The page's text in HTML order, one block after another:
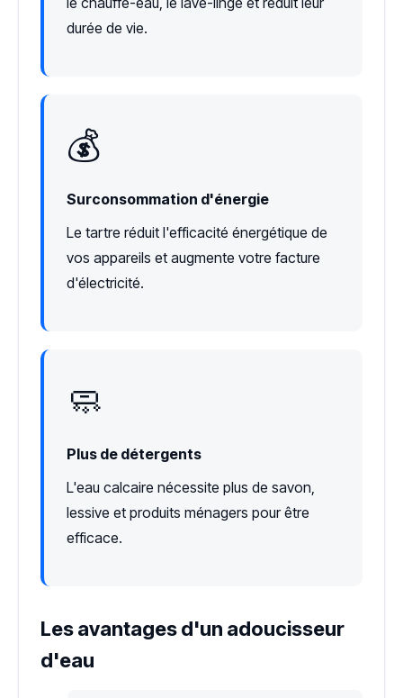
durée de vie.
💰
Surconsommation d'énergie
Le tartre réduit l'efficacité énergétique de
vos appareils et augmente votre facture
d'électricité.
🧼
Plus de détergents
L'eau calcaire nécessite plus de savon,
lessive et produits ménagers pour être
efficace.
Les avantages d'un adoucisseur
d'eau